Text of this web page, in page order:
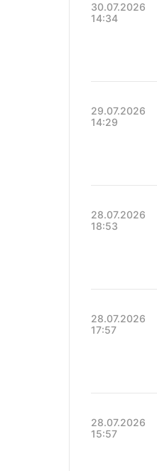
30.07.2026
14:34
29.07.2026
14:29
28.07.2026
18:53
28.07.2026
17:57
28.07.2026
15:57